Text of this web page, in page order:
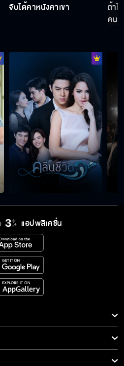
หลุดเมื่อไหร่เตรียมตกงานได้เลย
จะเป็นคนอื่นเองมากกว่า
กมีชีวิตเป็นของตัวเองบ้าง
ดคุณได้เหมือนกัน
ข้ามาความรักก็ไม่มีค่าเลย
จับได้คาหนังคาเขา
ถ้าไ
คน
แอปพลิเคชั่น